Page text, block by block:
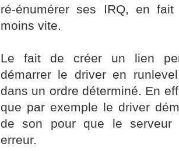
ré-énumérer ses IRQ, en
moins vite.
Le fait de créer un lien
démarrer le driver en
dans un ordre déterminé. En
que par exemple le driver
de son pour que le serveur
erreur.